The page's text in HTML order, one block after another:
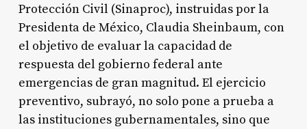
Protección Civil (Sinaproc), instruidas por la
Presidenta de México, Claudia Sheinbaum, con
el objetivo de evaluar la capacidad de
respuesta del gobierno federal ante
emergencias de gran magnitud. El ejercicio
preventivo, subrayó, no solo pone a prueba a
las instituciones gubernamentales, sino que